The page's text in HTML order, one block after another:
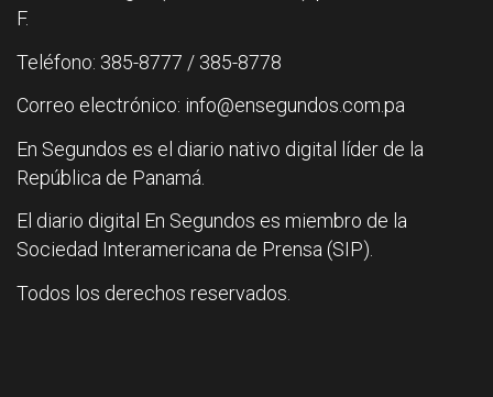
F.
Teléfono: 385-8777 / 385-8778
Correo electrónico: info@ensegundos.com.pa
En Segundos es el diario nativo digital líder de la
República de Panamá.
El diario digital En Segundos es miembro de la
Sociedad Interamericana de Prensa (SIP).
Todos los derechos reservados.